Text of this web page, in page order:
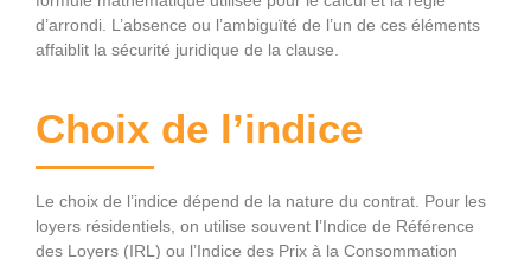
d’arrondi. L’absence ou l’ambiguïté de l’un de ces éléments
affaiblit la sécurité juridique de la clause.
Choix de l’indice
Le choix de l’indice dépend de la nature du contrat. Pour les
loyers résidentiels, on utilise souvent l’Indice de Référence
des Loyers (IRL) ou l’Indice des Prix à la Consommation